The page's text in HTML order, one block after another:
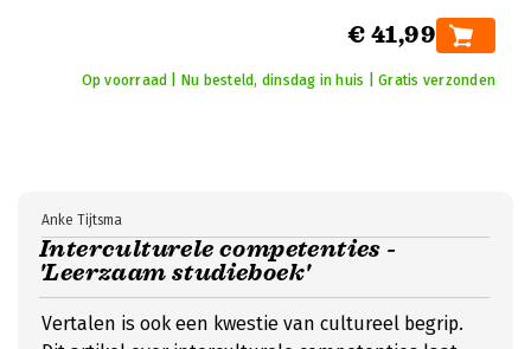
€ 41,99
Op voorraad | Nu besteld, dinsdag in huis | Gratis verzonden
Interculturele competenties -
'Leerzaam studieboek'
Anke Tijtsma
Vertalen is ook een kwestie van cultureel begrip.